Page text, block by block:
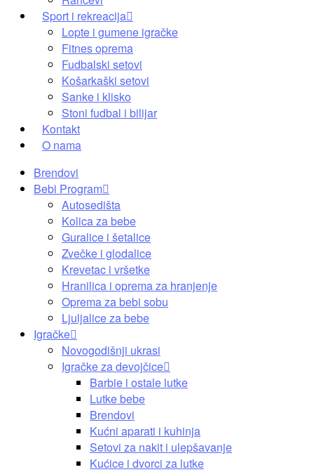
Sport i rekreacija
Lopte i gumene igračke
Fitnes oprema
Fudbalski setovi
Košarkaški setovi
Sanke i klisko
Stoni fudbal i bilijar
Kontakt
O nama
Brendovi
Bebi Program
Autosedišta
Kolica za bebe
Guralice i šetalice
Zvečke i glodalice
Krevetac i vršetke
Hranilica i oprema za hranjenje
Oprema za bebi sobu
Ljuljalice za bebe
Igračke
Novogodišnji ukrasi
Igračke za devojčice
Barbie i ostale lutke
Lutke bebe
Brendovi
Kućni aparati i kuhinja
Setovi za nakit i ulepšavanje
Kućice i dvorci za lutke